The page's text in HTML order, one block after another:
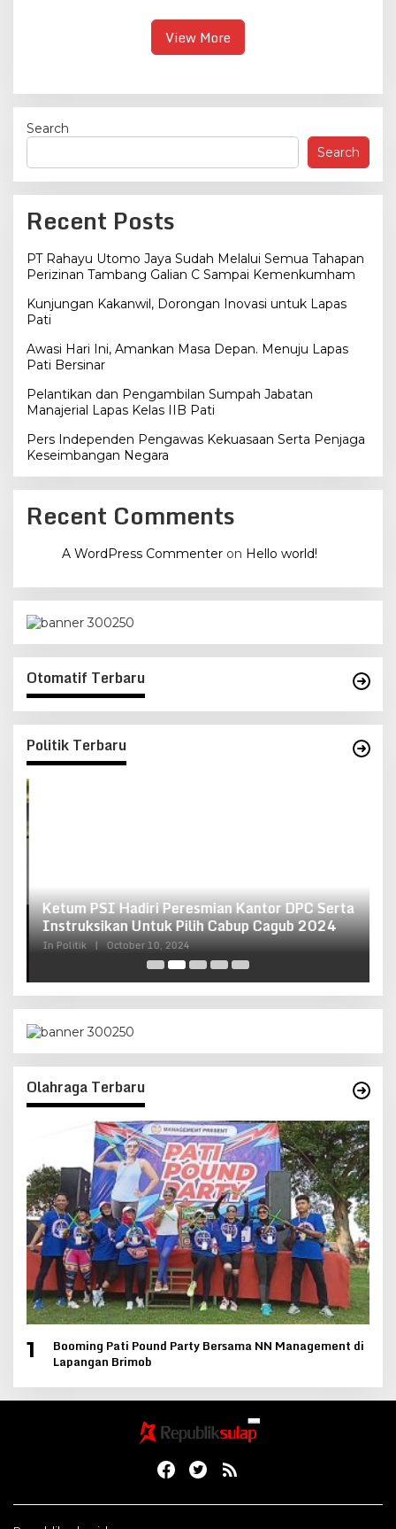
View More
Search
Search
Recent Posts
PT Rahayu Utomo Jaya Sudah Melalui Semua Tahapan
Perizinan Tambang Galian C Sampai Kemenkumham
Kunjungan Kakanwil, Dorongan Inovasi untuk Lapas
Pati
Awasi Hari Ini, Amankan Masa Depan. Menuju Lapas
Pati Bersinar
Pelantikan dan Pengambilan Sumpah Jabatan
Manajerial Lapas Kelas IIB Pati
Pers Independen Pengawas Kekuasaan Serta Penjaga
Keseimbangan Negara
Recent Comments
A WordPress Commenter on Hello world!
Otomatif Terbaru
Politik Terbaru
Ketum PSI Hadiri Peresmian Kantor DPC Serta
Instruksikan Untuk Pilih Cabup Cagub 2024
In Politik | October 10, 2024
Olahraga Terbaru
1
Booming Pati Pound Party Bersama NN Management di
Lapangan Brimob